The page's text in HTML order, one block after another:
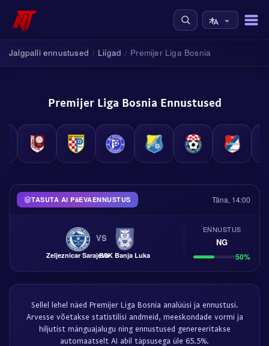
Jalgpalli ennustused / Liigad / Premijer Liga Bosnia
Premijer Liga Bosnia Ennustused
TASUTA AI PäEVAENNUSTUS Täna, 14:00
Zeljeznicar Sarajevo
VS
BSK Banja Luka
ENNUSTUS
NG
50%
Sellel lehel näed Premijer Liga Bosnia analüüsi ja ennustusi.
Arvesse võetakse statistilisi andmeid, meeskondade vormi ja
hiljutist mänguajalugu ning ennustused genereeritakse
automaatselt AI abil täpsusega üle 65.5%.